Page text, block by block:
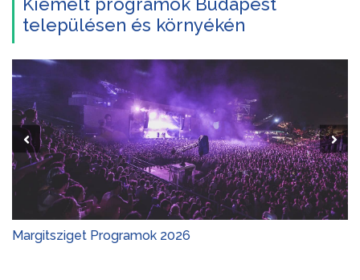
Kiemelt programok Budapest
településen és környékén
Margitsziget Programok 2026